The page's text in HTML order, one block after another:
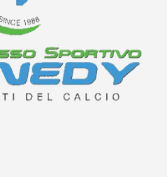
11 superfici da gioco per la
Tutte le superfici sono in
generazione, 2 campi a 11,
2 campi a 6 ed uno a 5.